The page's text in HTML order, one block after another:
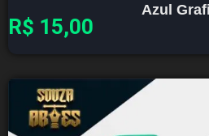
Azul
R$ 15,00